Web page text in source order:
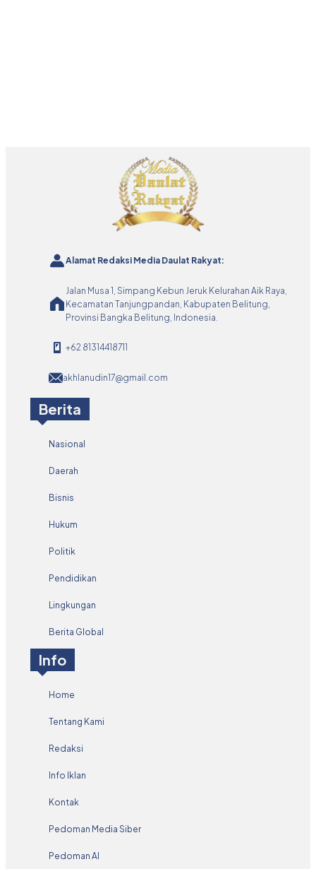
Alamat Redaksi Media Daulat Rakyat:
Jalan Musa 1, Simpang Kebun Jeruk Kelurahan Aik Raya,
Kecamatan Tanjungpandan, Kabupaten Belitung,
Provinsi Bangka Belitung, Indonesia.
+62 81314418711
akhlanudin17@gmail.com
Berita
Nasional
Daerah
Bisnis
Hukum
Politik
Pendidikan
Lingkungan
Berita Global
Info
Home
Tentang Kami
Redaksi
Info Iklan
Kontak
Pedoman Media Siber
Pedoman AI